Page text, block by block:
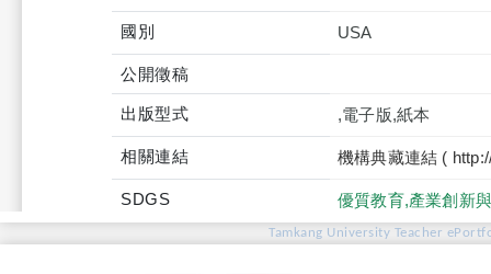
國別 USA
公開徵稿
出版型式 ,電子版,紙本
相關連結 機構典藏連結 (
SDGS 優質教育,產業創新
Tamkang University Teacher